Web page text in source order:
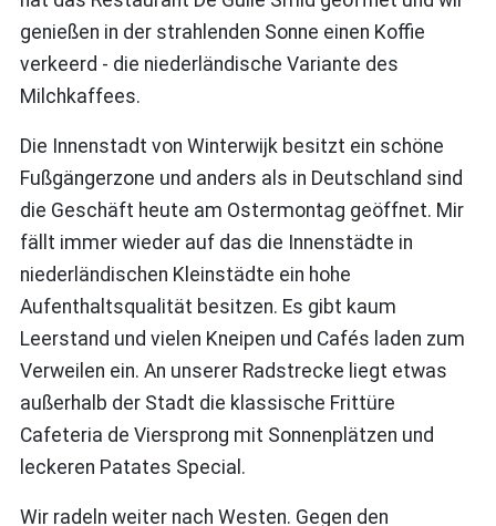
genießen in der strahlenden Sonne einen Koffie
verkeerd - die niederländische Variante des
Milchkaffees.
Die Innenstadt von Winterwijk besitzt ein schöne
Fußgängerzone und anders als in Deutschland sind
die Geschäft heute am Ostermontag geöffnet. Mir
fällt immer wieder auf das die Innenstädte in
niederländischen Kleinstädte ein hohe
Aufenthaltsqualität besitzen. Es gibt kaum
Leerstand und vielen Kneipen und Cafés laden zum
Verweilen ein. An unserer Radstrecke liegt etwas
außerhalb der Stadt die klassische Frittüre
Cafeteria de Viersprong mit Sonnenplätzen und
leckeren Patates Special.
Wir radeln weiter nach Westen. Gegen den